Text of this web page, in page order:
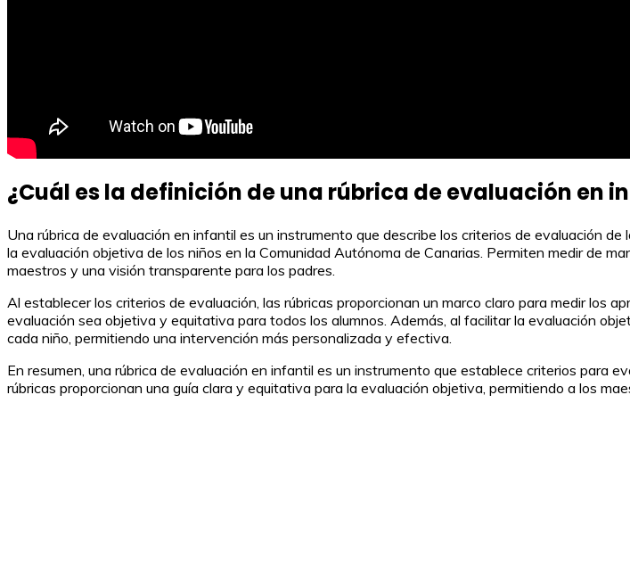
¿Cuál es la definición de una rúbrica de evaluación en
Una rúbrica de evaluación en infantil es un instrumento que describe los criterios de evaluación
la evaluación objetiva de los niños en la Comunidad Autónoma de Canarias. Permiten medir de
maestros y una visión transparente para los padres.
Al establecer los criterios de evaluación, las rúbricas proporcionan un marco claro para medir los
evaluación sea objetiva y equitativa para todos los alumnos. Además, al facilitar la evaluación
cada niño, permitiendo una intervención más personalizada y efectiva.
En resumen, una rúbrica de evaluación en infantil es un instrumento que establece criterios para
rúbricas proporcionan una guía clara y equitativa para la evaluación objetiva, permitiendo a los